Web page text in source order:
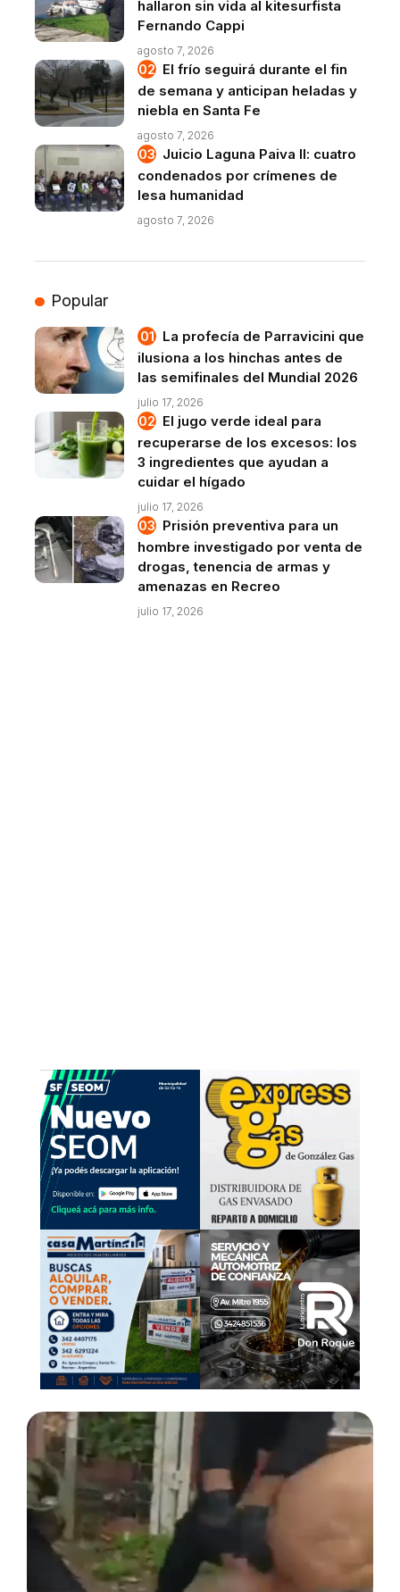
hallaron sin vida al kitesurfista
Fernando Cappi
agosto 7, 2026
El frío seguirá durante el fin
de semana y anticipan heladas y
niebla en Santa Fe
agosto 7, 2026
Juicio Laguna Paiva II: cuatro
condenados por crímenes de
lesa humanidad
agosto 7, 2026
Popular
La profecía de Parravicini que
ilusiona a los hinchas antes de
las semifinales del Mundial 2026
julio 17, 2026
El jugo verde ideal para
recuperarse de los excesos: los
3 ingredientes que ayudan a
cuidar el hígado
julio 17, 2026
Prisión preventiva para un
hombre investigado por venta de
drogas, tenencia de armas y
amenazas en Recreo
julio 17, 2026